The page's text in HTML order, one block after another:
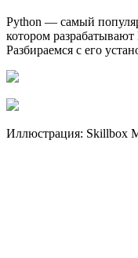
Python — самый
котором
Разбираемся с его
Иллюстрация: Skillbox